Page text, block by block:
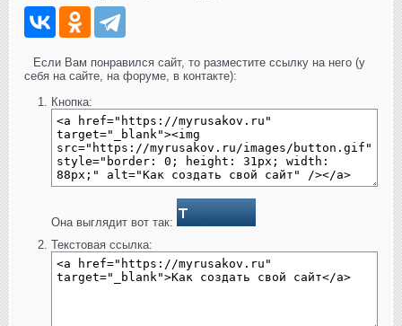
Если Вам понравился сайт, то разместите ссылку на него (у
себя на сайте, на форуме, в контакте):
Кнопка:
Она выглядит вот так:
Текстовая ссылка: